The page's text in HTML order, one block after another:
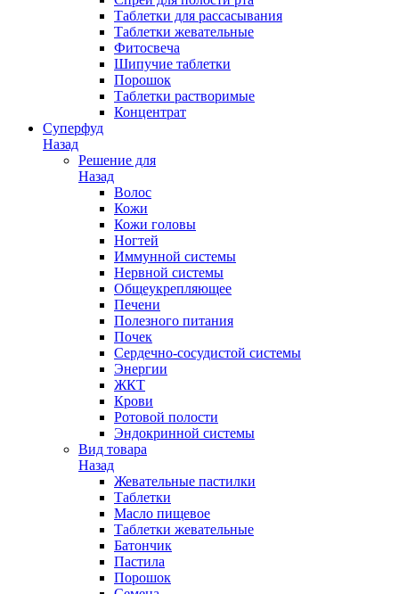
Таблетки для рассасывания
Таблетки жевательные
Фитосвеча
Шипучие таблетки
Порошок
Таблетки растворимые
Концентрат
Суперфуд
Назад
Решение для
Назад
Волос
Кожи
Кожи головы
Ногтей
Иммунной системы
Нервной системы
Общеукрепляющее
Печени
Полезного питания
Почек
Сердечно-сосудистой системы
Энергии
ЖКТ
Крови
Ротовой полости
Эндокринной системы
Вид товара
Назад
Жевательные пастилки
Таблетки
Масло пищевое
Таблетки жевательные
Батончик
Пастила
Порошок